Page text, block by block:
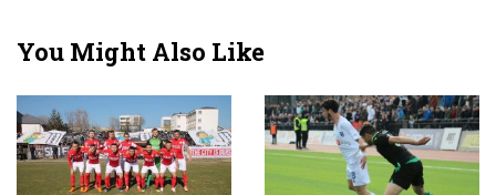
You Might Also Like